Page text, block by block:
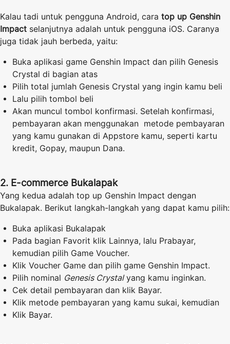
Kalau tadi untuk pengguna Android, cara top up Genshin
Impact selanjutnya adalah untuk pengguna iOS. Caranya
juga tidak jauh berbeda, yaitu:
Buka aplikasi game Genshin Impact dan pilih Genesis
Crystal di bagian atas
Pilih total jumlah Genesis Crystal yang ingin kamu beli
Lalu pilih tombol beli
Akan muncul tombol konfirmasi. Setelah konfirmasi,
pembayaran akan menggunakan metode pembayaran
yang kamu gunakan di Appstore kamu, seperti kartu
kredit, Gopay, maupun Dana.
2. E-commerce Bukalapak
Yang kedua adalah top up Genshin Impact dengan
Bukalapak. Berikut langkah-langkah yang dapat kamu pilih:
Buka aplikasi Bukalapak
Pada bagian Favorit klik Lainnya, lalu Prabayar,
kemudian pilih Game Voucher.
Klik Voucher Game dan pilih game Genshin Impact.
Pilih nominal Genesis Crystalyang kamu inginkan.
Cek detail pembayaran dan klik Bayar.
Klik metode pembayaran yang kamu sukai, kemudian
Klik Bayar.